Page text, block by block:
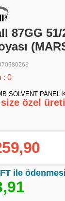
87GG
: 0
SOLVENT PANEL
özel
ile
,91